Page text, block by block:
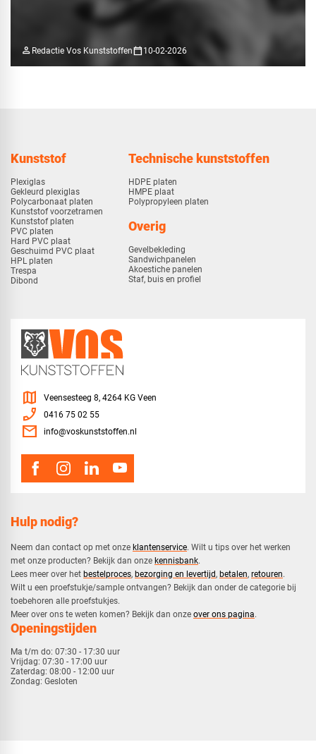
person Redactie Vos Kunststoffencalendar_today 10-02-2026
Kunststof
Plexiglas
Gekleurd plexiglas
Polycarbonaat platen
Kunststof voorzetramen
Kunststof platen
PVC platen
Hard PVC plaat
Geschuimd PVC plaat
HPL platen
Trespa
Dibond
Technische kunststoffen
HDPE platen
HMPE plaat
Polypropyleen platen
Overig
Gevelbekleding
Sandwichpanelen
Akoestiche panelen
Staf, buis en profiel
Hulp nodig?
Neem dan contact op met onze klantenservice. Wilt u tips over het werken
met onze producten? Bekijk dan onze kennisbank.
​Lees meer over het bestelproces, bezorging en levertijd, betalen, retouren.​
​Wilt u een proefstukje/sample ontvangen? Bekijk dan onder de categorie bij
toebehoren alle proefstukjes.
​​Meer over ons te weten komen? Bekijk dan onze over ons pagina.
Openingstijden
Ma t/m do: 07:30 - 17:30 uur
Vrijdag: 07:30 - 17:00 uur
Zaterdag: 08:00 - 12:00 uur
Zondag: Gesloten
map Veensesteeg 8, 4264 KG Veen
phone_enabled 0416 75 02 55
mail info@voskunststoffen.nl